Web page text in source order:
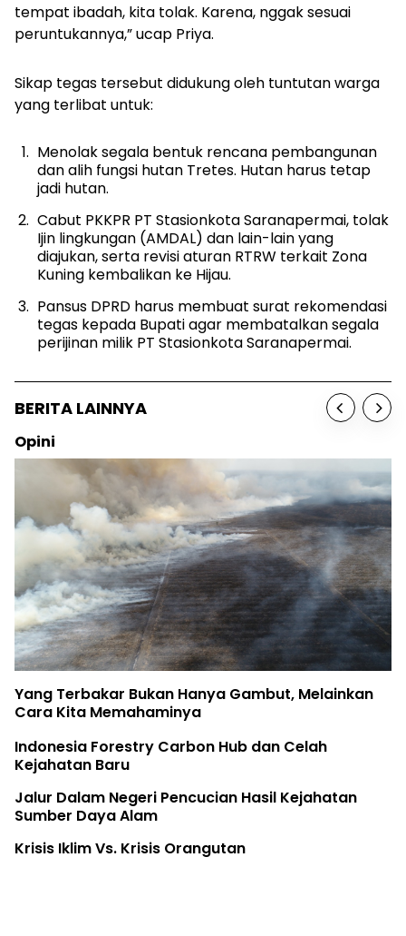
tempat ibadah, kita tolak. Karena, nggak sesuai
peruntukannya,” ucap Priya.
Sikap tegas tersebut didukung oleh tuntutan warga
yang terlibat untuk:
Menolak segala bentuk rencana pembangunan
dan alih fungsi hutan Tretes. Hutan harus tetap
jadi hutan.
Cabut PKKPR PT Stasionkota Saranapermai, tolak
Ijin lingkungan (AMDAL) dan lain-lain yang
diajukan, serta revisi aturan RTRW terkait Zona
Kuning kembalikan ke Hijau.
Pansus DPRD harus membuat surat rekomendasi
tegas kepada Bupati agar membatalkan segala
perijinan milik PT Stasionkota Saranapermai.
BERITA LAINNYA
Opini
Yang Terbakar Bukan Hanya Gambut, Melainkan
Cara Kita Memahaminya
Indonesia Forestry Carbon Hub dan Celah
Kejahatan Baru
Jalur Dalam Negeri Pencucian Hasil Kejahatan
Sumber Daya Alam
Krisis Iklim Vs. Krisis Orangutan